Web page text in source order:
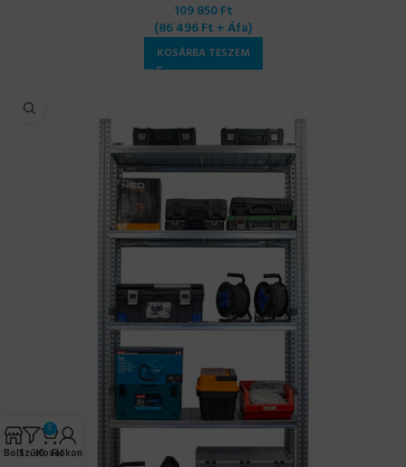
109 850Ft
(86 496Ft + Áfa)
KOSÁRBA TESZEM
BoltSzűrő
0
KosárFiókom